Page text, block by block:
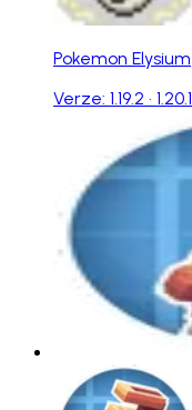
Pokemon Elysium
Verze: 1.19.2 · 1.20.1